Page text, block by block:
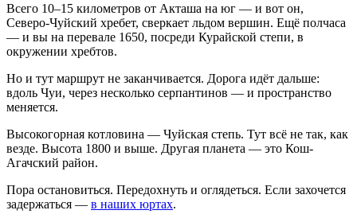
Всего 10–15 километров от Акташа на юг — и вот он,
Северо-Чуйский хребет, сверкает льдом вершин. Ещё полчаса
— и вы на перевале 1650, посреди Курайской степи, в
окружении хребтов.
Но и тут маршрут не заканчивается. Дорога идёт дальше:
вдоль Чуи, через несколько серпантинов — и пространство
меняется.
Высокогорная котловина — Чуйская степь. Тут всё не так, как
везде. Высота 1800 и выше. Другая планета — это Кош-
Агачский район.
Пора остановиться. Передохнуть и оглядеться. Если захочется
задержаться — в наших юртах.